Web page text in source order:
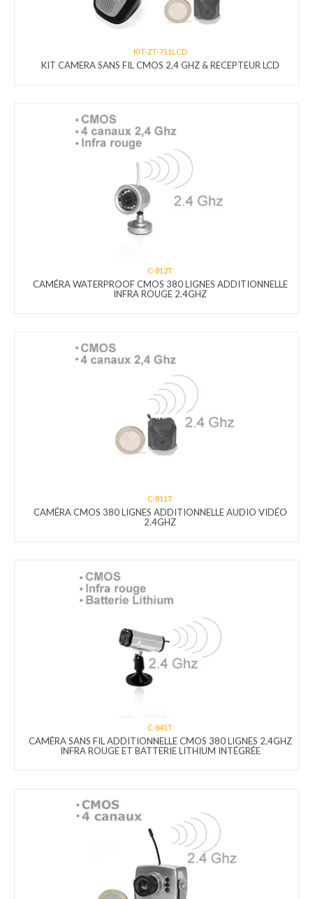
KIT-ZT-711LCD
KIT CAMERA SANS FIL CMOS 2,4 GHZ & RECEPTEUR LCD
C-812T
CAMÉRA WATERPROOF CMOS 380 LIGNES ADDITIONNELLE
INFRA ROUGE 2.4GHZ
C-811T
CAMÉRA CMOS 380 LIGNES ADDITIONNELLE AUDIO VIDÉO
2.4GHZ
C-841T
CAMÉRA SANS FIL ADDITIONNELLE CMOS 380 LIGNES 2,4GHZ
INFRA ROUGE ET BATTERIE LITHIUM INTÉGRÉE